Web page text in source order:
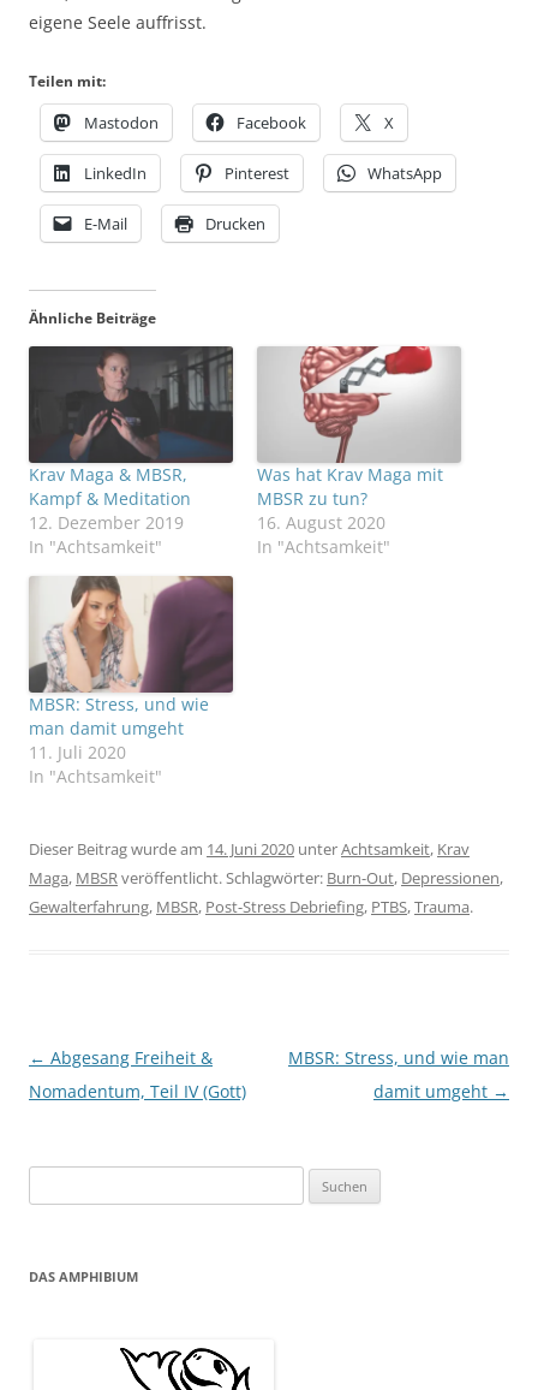
eigene Seele auffrisst.
Teilen mit:
Mastodon Facebook X
LinkedIn Pinterest WhatsApp
E-Mail Drucken
Ähnliche Beiträge
Krav Maga & MBSR,
Kampf & Meditation
12. Dezember 2019
In "Achtsamkeit"
Was hat Krav Maga mit
MBSR zu tun?
16. August 2020
In "Achtsamkeit"
MBSR: Stress, und wie
man damit umgeht
11. Juli 2020
In "Achtsamkeit"
Dieser Beitrag wurde am 14. Juni 2020 unterAchtsamkeit, Krav
Maga, MBSRveröffentlicht. Schlagwörter: Burn-Out, Depressionen,
Gewalterfahrung, MBSR, Post-Stress Debriefing, PTBS,Trauma.
Beitragsnavigation
← Abgesang Freiheit &
Nomadentum, Teil IV (Gott)
MBSR: Stress, und wie man
damit umgeht →
nach:
DAS AMPHIBIUM